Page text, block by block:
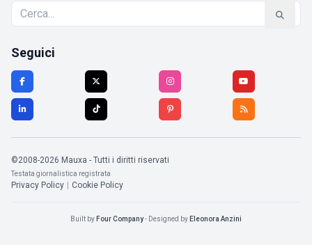
Seguici
©2008-2026 Mauxa - Tutti i diritti riservati
Testata giornalistica registrata
Privacy Policy | Cookie Policy
Built by Four Company- Designed by Eleonora Anzini